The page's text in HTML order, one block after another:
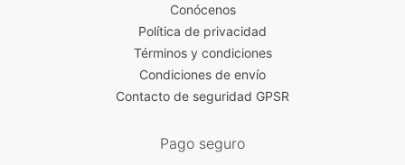
Conócenos
Política de privacidad
Términos y condiciones
Condiciones de envío
Contacto de seguridad GPSR
Pago seguro